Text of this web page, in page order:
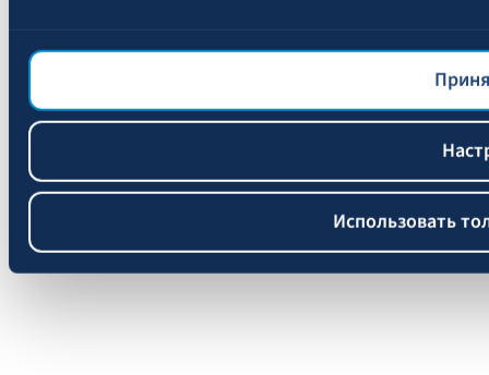
Более подробная информация об управлении
Использовать